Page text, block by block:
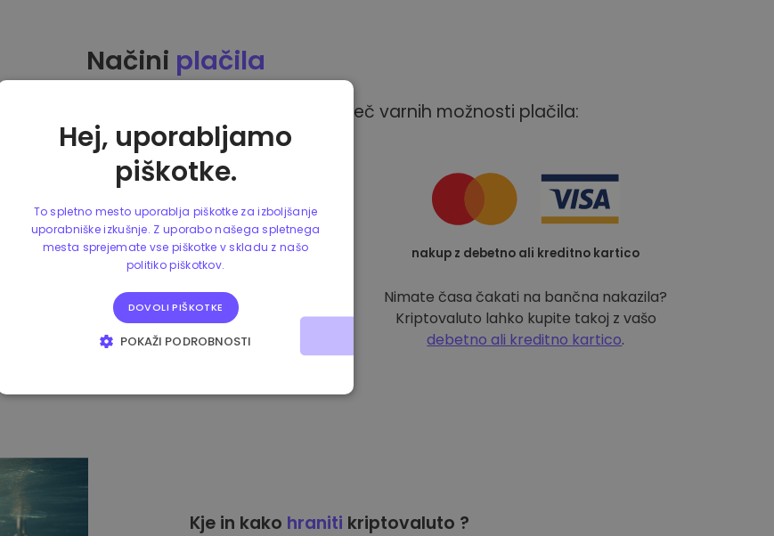
Načini plačila
na platformi Kriptomat imate na voljo več varnih možnosti plačila:
nakup z debetno ali kreditno kartico
Nimate časa čakati na bančna nakazila?
Kriptovaluto lahko kupite takoj z vašo
debetno ali kreditno kartico.
Kje in kako hraniti kriptovaluto ?
Hej, uporabljamo
piškotke.
To spletno mesto uporablja piškotke za izboljšanje
uporabniške izkušnje. Z uporabo našega spletnega
mesta sprejemate vse piškotke v skladu z našo
politiko piškotkov.
DOVOLI PIŠKOTKE
POKAŽI PODROBNOSTI